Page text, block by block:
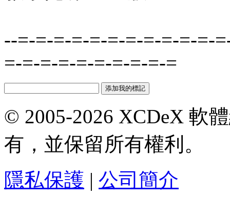
--=-=-=-=-=-=-=-=-=-=-=-
=-=-=-=-=-=-=-=-=-=
© 2005-2026 XCDeX 軟
有，並保留所有權利。
隱私保護 | 公司簡介